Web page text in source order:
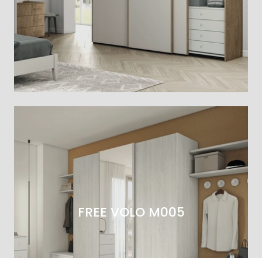
FREE VOLO M005